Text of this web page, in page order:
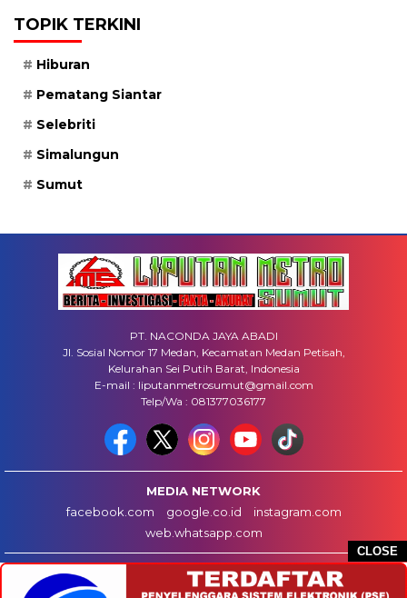
CLOSE
TOPIK TERKINI
Hiburan
Pematang Siantar
Selebriti
Simalungun
Sumut
PT. NACONDA JAYA ABADI
Jl. Sosial Nomor 17 Medan, Kecamatan Medan Petisah,
Kelurahan Sei Putih Barat, Indonesia
E-mail : liputanmetrosumut@gmail.com
Telp/Wa : 081377036177
MEDIA NETWORK
facebook.com
google.co.id
instagram.com
web.whatsapp.com
HOME INFO IKLAN
DISCLAIMER